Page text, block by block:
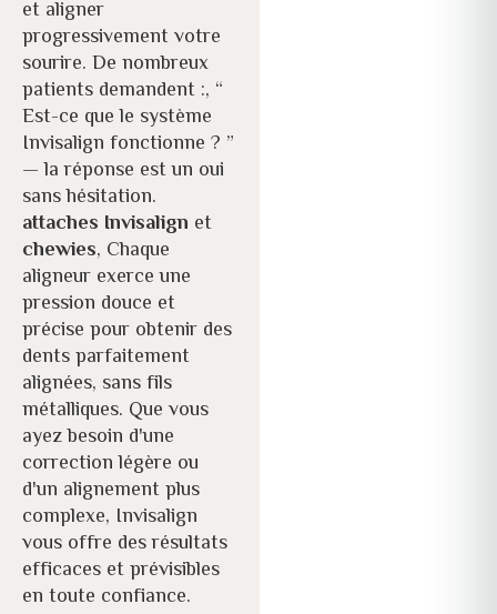
et aligner
progressivement votre
sourire. De nombreux
patients demandent :, “
Est-ce que le système
Invisalign fonctionne ? ”
— la réponse est un oui
sans hésitation.
attaches Invisalign et
chewies, Chaque
aligneur exerce une
pression douce et
précise pour obtenir des
dents parfaitement
alignées, sans fils
métalliques. Que vous
ayez besoin d'une
correction légère ou
d'un alignement plus
complexe, Invisalign
vous offre des résultats
efficaces et prévisibles
en toute confiance.